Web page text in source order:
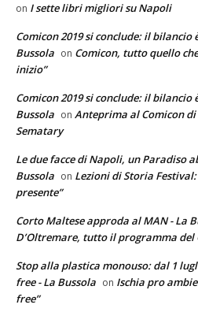
on I sette libri migliori su Napoli
Comicon 2019 si conclude: il bilancio
Bussola on Comicon, tutto quello
inizio”
Comicon 2019 si conclude: il bilancio
Bussola on Anteprima al Comicon
Sematary
Le due facce di Napoli, un Paradiso
Bussola on Lezioni di Storia
presente”
Corto Maltese approda al MAN - La
D’Oltremare, tutto il programma del
Stop alla plastica monouso: dal 1
free - La Bussola on Ischia pro
free”